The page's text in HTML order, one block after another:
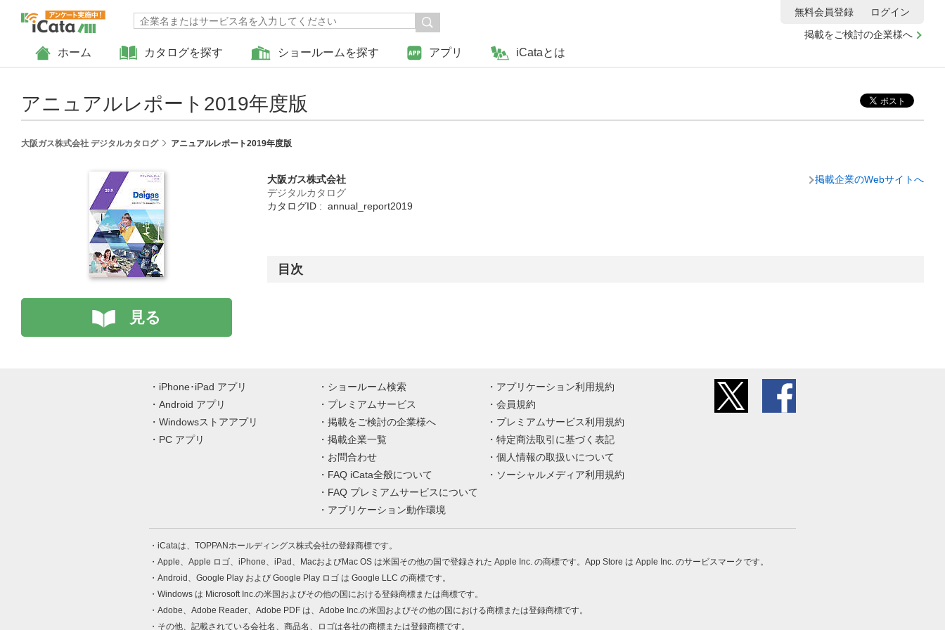
ホーム カタログを探す ショールームを探す アプリ iCataとは
掲載をご検討の企業様へ
無料会員登録 ログイン
アニュアルレポート2019年度版
大阪ガス株式会社 デジタルカタログ アニュアルレポート2019年度版
見る
大阪ガス株式会社
デジタルカタログ
カタログID : annual_report2019
掲載企業のWebサイトへ
目次
iPhone･iPad アプリ
Android アプリ
Windowsストアアプリ
PC アプリ
ショールーム検索
プレミアムサービス
掲載をご検討の企業様へ
掲載企業一覧
お問合わせ
FAQ iCata全般について
FAQ プレミアムサービスについて
アプリケーション動作環境
アプリケーション利用規約
会員規約
プレミアムサービス利用規約
特定商法取引に基づく表記
個人情報の取扱いについて
ソーシャルメディア利用規約
iCataは、TOPPANホールディングス株式会社の登録商標です。
Apple、Apple ロゴ、iPhone、iPad、MacおよびMac OS は米国その他の国で登録された Apple Inc. の商標です。App Store は Apple Inc. のサービスマークです。
Android、Google Play および Google Play ロゴ は Google LLC の商標です。
Windows は Microsoft Inc.の米国およびその他の国における登録商標または商標です。
Adobe、Adobe Reader、Adobe PDF は、Adobe Inc.の米国およびその他の国における商標または登録商標です。
その他、記載されている会社名、商品名、ロゴは各社の商標または登録商標です。